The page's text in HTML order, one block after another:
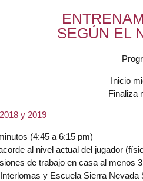
SEGÚN EL
Inicio
Finaliza
y 2019
(4:45 a 6:15 pm)
al nivel actual del jugador
de trabajo en casa al menos
y Escuela Sierra Nevada